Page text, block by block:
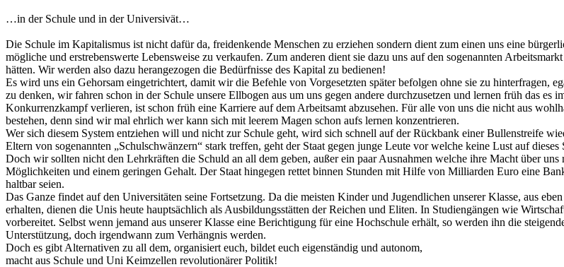
…in der Schule und in der Universivät…
Die Schule im Kapitalismus ist nicht dafür da, freidenkende Menschen zu erziehen sondern dient zum einen uns eine
mögliche und erstrebenswerte Lebensweise zu verkaufen. Zum anderen dient sie dazu uns auf den sogenannten
hätten. Wir werden also dazu herangezogen die Bedürfnisse des Kapital zu bedienen!
Es wird uns ein Gehorsam eingetrichtert, damit wir die Befehle von Vorgesetzten später befolgen ohne sie zu hinterfragen,
zu denken, wir fahren schon in der Schule unsere Ellbogen aus um uns gegen andere durchzusetzen und lernen früh das
Konkurrenzkampf verlieren, ist schon früh eine Karriere auf dem Arbeitsamt abzusehen. Für alle von uns die nicht aus
bestehen, denn sind wir mal ehrlich wer kann sich mit leerem Magen schon aufs lernen konzentrieren.
Wer sich diesem System entziehen will und nicht zur Schule geht, wird sich schnell auf der Rückbank einer Bullenstreife
Eltern von sogenannten „Schulschwänzern“ stark treffen, geht der Staat gegen junge Leute vor welche keine Lust auf dieses
Doch wir sollten nicht den Lehrkräften die Schuld an all dem geben, außer ein paar Ausnahmen welche ihre Macht über
Möglichkeiten und einem geringen Gehalt. Der Staat hingegen rettet binnen Stunden mit Hilfe von Milliarden Euro eine
haltbar seien.
Das Ganze findet auf den Universitäten seine Fortsetzung. Da die meisten Kinder und Jugendlichen unserer Klasse, aus
erhalten, dienen die Unis heute hauptsächlich als Ausbildungsstätten der Reichen und Eliten. In Studiengängen wie
vorbereitet. Selbst wenn jemand aus unserer Klasse eine Berichtigung für eine Hochschule erhält, so werden ihn die
Unterstützung, doch irgendwann zum Verhängnis werden.
Doch es gibt Alternativen zu all dem, organisiert euch, bildet euch eigenständig und autonom,
macht aus Schule und Uni Keimzellen revolutionärer Politik!